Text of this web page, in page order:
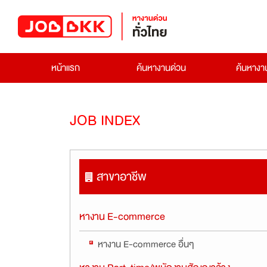
หน้าแรก
ค้นหางานด่วน ค้นหาง
JOB INDEX
สาขาอาชีพ
หางาน E-commerce
หางาน E-commerce อื่นๆ